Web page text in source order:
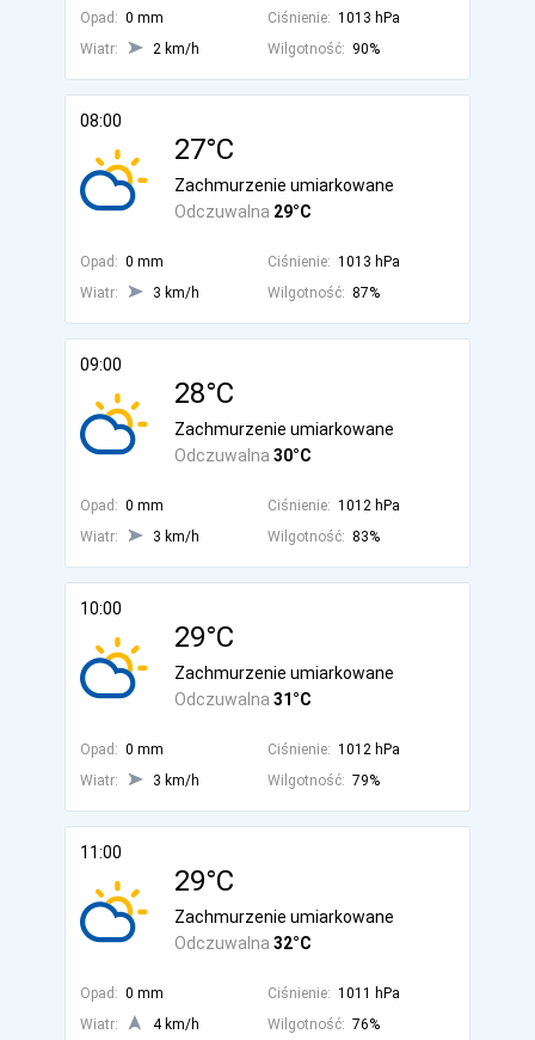
Opad: 0 mm Ciśnienie: 1013 hPa
Wiatr:
2 km/h Wilgotność: 90%
08:00
27°C
Odczuwalna 29°C
Zachmurzenie umiarkowane
Opad: 0 mm Ciśnienie: 1013 hPa
Wiatr:
3 km/h Wilgotność: 87%
09:00
28°C
Odczuwalna 30°C
Zachmurzenie umiarkowane
Opad: 0 mm Ciśnienie: 1012 hPa
Wiatr:
3 km/h Wilgotność: 83%
10:00
29°C
Odczuwalna 31°C
Zachmurzenie umiarkowane
Opad: 0 mm Ciśnienie: 1012 hPa
Wiatr:
3 km/h Wilgotność: 79%
11:00
29°C
Odczuwalna 32°C
Zachmurzenie umiarkowane
Opad: 0 mm Ciśnienie: 1011 hPa
Wiatr:
4 km/h Wilgotność: 76%